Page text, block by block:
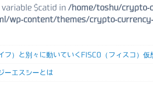
$catid in /home/toshu/crypto-
wp-content/themes/crypto-
フ）と別々に動いていくFISCO（フィスコ）仮
ーエスシーとは